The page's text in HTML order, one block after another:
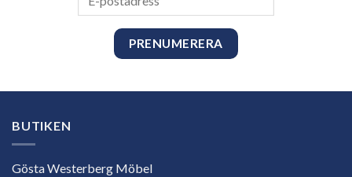
BUTIKEN
Gösta Westerberg Möbel